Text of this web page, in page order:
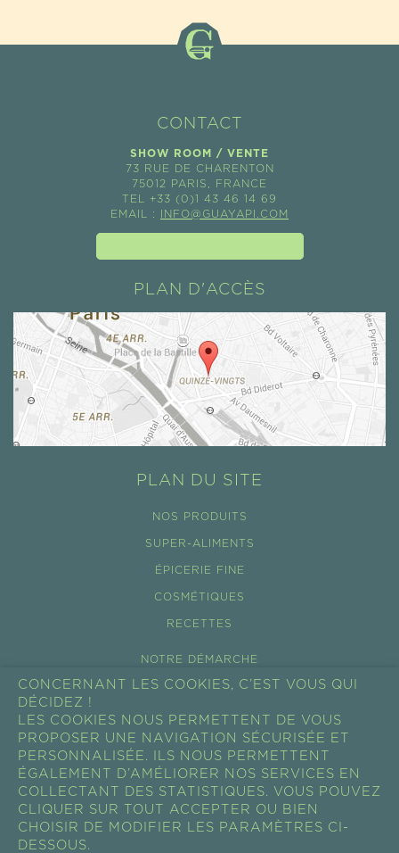
CONTACT
SHOW ROOM / VENTE
73 RUE DE CHARENTON
75012 PARIS, FRANCE
TEL +33 (0)1 43 46 14 69
EMAIL :
INFO@GUAYAPI.COM
PLAN D'ACCÈS
PLAN DU SITE
NOS PRODUITS
SUPER-ALIMENTS
ÉPICERIE FINE
COSMÉTIQUES
RECETTES
NOTRE DÉMARCHE
ÉCO-TOURISME
NOS FILIÈRES
ACTUALITÉS
SHOW ROOM
PROFESSIONNEL
RESSOURCES
CONCERNANT LES COOKIES, C’EST VOUS QUI
DÉCIDEZ !
LES COOKIES NOUS PERMETTENT DE VOUS
PROPOSER UNE NAVIGATION SÉCURISÉE ET
PERSONNALISÉE. ILS NOUS PERMETTENT
ÉGALEMENT D’AMÉLIORER NOS SERVICES EN
COLLECTANT DES STATISTIQUES. VOUS POUVEZ
CLIQUER SUR TOUT ACCEPTER OU BIEN
CHOISIR DE MODIFIER LES PARAMÈTRES CI-
DESSOUS.